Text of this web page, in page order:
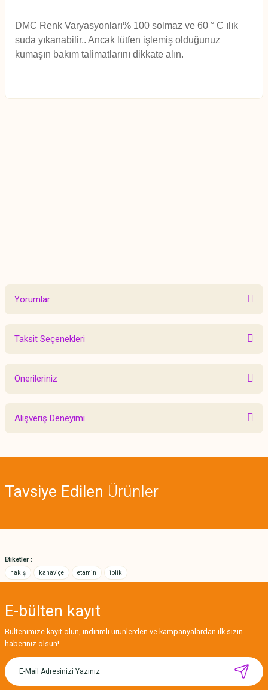
DMC Renk Varyasyonları% 100 solmaz ve 60 ° C ılık
suda yıkanabilir,. Ancak lütfen işlemiş olduğunuz
kumaşın bakım talimatlarını dikkate alın.
Yorumlar
Taksit Seçenekleri
Önerileriniz
Bu ürünün fiyat bilgisi, resim, ürün açıklamalarında ve diğer konularda
yetersiz gördüğünüz noktaları öneri formunu kullanarak tarafımıza
Ürün açıklamasında eksik bilgiler bulunuyor.
Alışveriş Deneyimi
Tavsiye Edilen Ürünler
Etiketler :
nakış
kanaviçe etamin iplik
E-bülten kayıt
Bültenimize kayıt olun, indirimli ürünlerden ve kampanyalardan ilk sizin
haberiniz olsun!